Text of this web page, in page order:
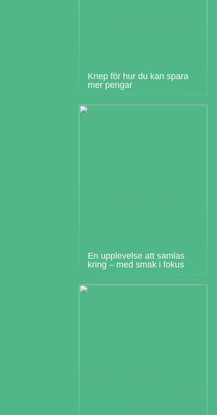
Knep för hur du kan spara
mer pengar
En upplevelse att samlas
kring – med smak i fokus